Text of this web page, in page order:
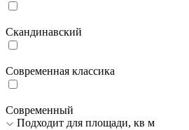
Скандинавский
Современная классика
Современный
Подходит для площади, кв м